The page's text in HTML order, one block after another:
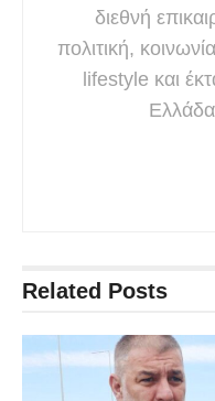
διεθνή
πολιτική,
lifestyle και
Related Posts